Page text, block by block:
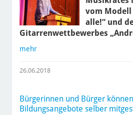
vom
alle!“ und
Gitarrenwettbewerbes
mehr
26.06.2018
Bürgerinnen und Bürger
Bildungsangebote selber